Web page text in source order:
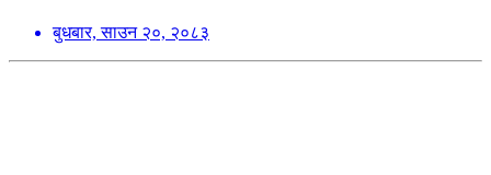
बुधबार, साउन २०, २०८३